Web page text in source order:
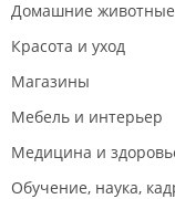
Домашние животные
Красота и уход
Магазины
Мебель и интерьер
Медицина и
Обучение, наука,